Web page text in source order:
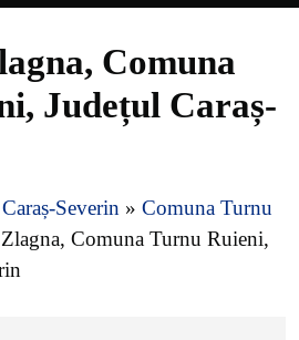
Comuna
Județul Caraș-
Severin » Comuna Turnu
Comuna Turnu Ruieni,